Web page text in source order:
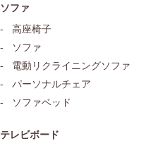
ソファ
高座椅子
ソファ
電動リクライニングソファ
パーソナルチェア
ソファベッド
テレビボード